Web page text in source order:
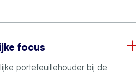
focus
portefeuillehouder bij de